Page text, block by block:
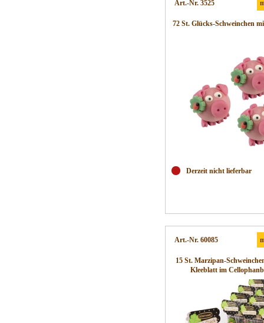
Art.-Nr. 3525
72 St. Glücks-Schweinchen
Derzeit nicht lieferbar
Art.-Nr. 60085
15 St. Marzipan-
Kleeblatt im